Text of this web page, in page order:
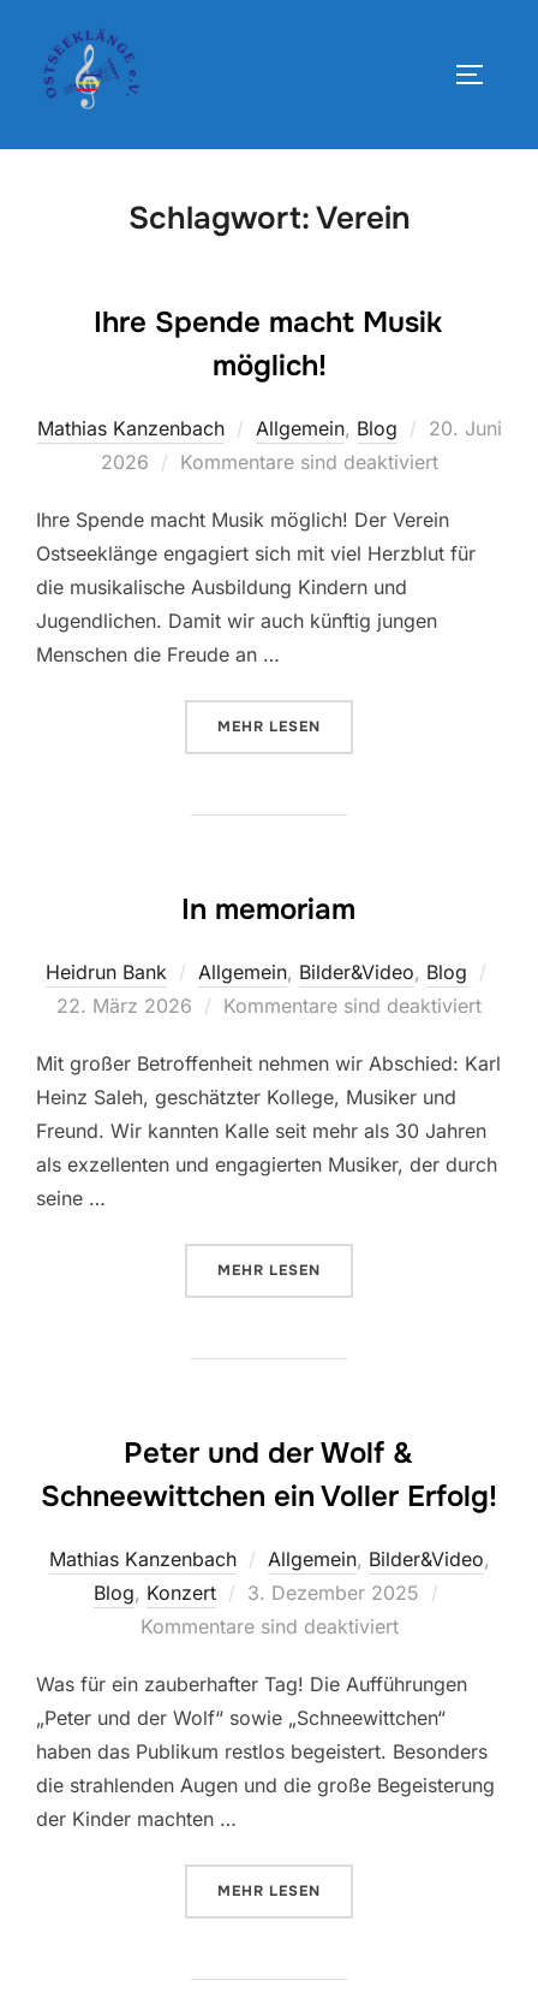
springen
Schlagwort:Verein
Ihre Spende macht Musik
möglich!
Mathias Kanzenbach Allgemein, Blog
am
20. Juni
2026
Kommentare sind deaktiviert
Ihre Spende macht Musik möglich! Der Verein
Ostseeklänge engagiert sich mit viel Herzblut für
die musikalische Ausbildung Kindern und
Jugendlichen. Damit wir auch künftig jungen
Menschen die Freude an …
MEHR ÜBER „IHRE SPENDE MACHT
LESEN
In memoriam
Heidrun Bank Allgemein, Bilder&Video, Blog
22. März 2026 Kommentare sind deaktiviert
Mit großer Betroffenheit nehmen wir Abschied: Karl
Heinz Saleh, geschätzter Kollege, Musiker und
Freund. Wir kannten Kalle seit mehr als 30 Jahren
als exzellenten und engagierten Musiker, der durch
seine …
MEHR ÜBER „IN MEMORIAM“
LESEN
Peter und der Wolf &
Schneewittchen ein Voller Erfolg!
Mathias Kanzenbach Allgemein, Bilder&Video,
Blog, Konzert
Veröffentlicht
am
3. Dezember 2025
Kommentare sind deaktiviert
Was für ein zauberhafter Tag! Die Aufführungen
„Peter und der Wolf“ sowie „Schneewittchen“
haben das Publikum restlos begeistert. Besonders
die strahlenden Augen und die große Begeisterung
der Kinder machten …
MEHR ÜBER „PETER UND DER WOLF &
LESEN